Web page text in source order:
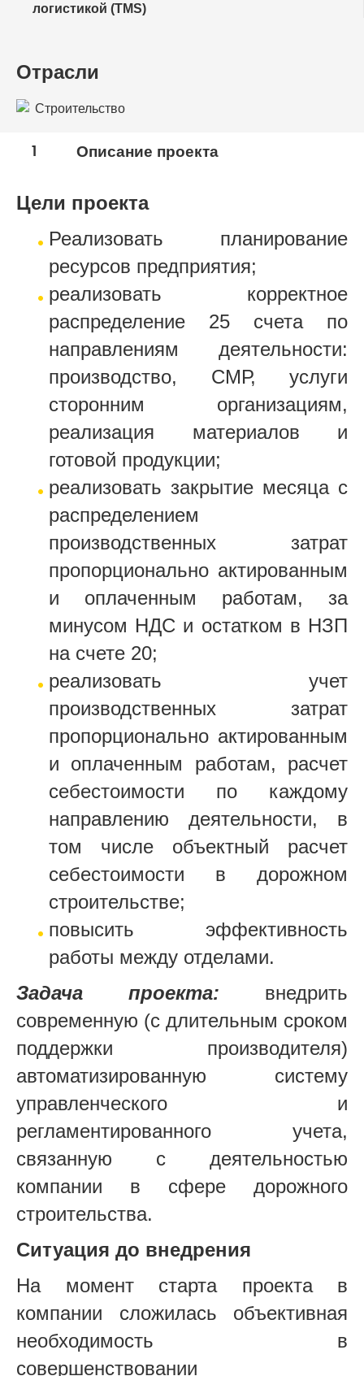
логистикой (TMS)
Отрасли
Строительство
1 Описание проекта
Цели проекта
Реализовать планирование
ресурсов предприятия;
реализовать корректное
распределение 25 счета по
направлениям деятельности:
производство, СМР, услуги
сторонним организациям,
реализация материалов и
готовой продукции;
реализовать закрытие месяца с
распределением
производственных затрат
пропорционально актированным
и оплаченным работам, за
минусом НДС и остатком в НЗП
на счете 20;
реализовать учет
производственных затрат
пропорционально актированным
и оплаченным работам, расчет
себестоимости по каждому
направлению деятельности, в
том числе объектный расчет
себестоимости в дорожном
строительстве;
повысить эффективность
работы между отделами.
Задача проекта: внедрить
современную (с длительным сроком
поддержки производителя)
автоматизированную систему
управленческого и
регламентированного учета,
связанную с деятельностью
компании в сфере дорожного
строительства.
Ситуация до внедрения
На момент старта проекта в
компании сложилась объективная
необходимость в
совершенствовании